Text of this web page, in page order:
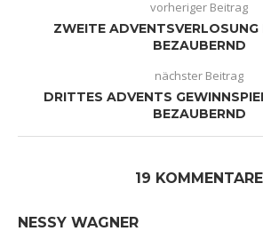
vorheriger Beitrag
ZWEITE
BEZAUBERND
nächster Beitrag
DRITTES ADVENTS
BEZAUBERND
19 KOMMENTARE
NESSY WAGNER